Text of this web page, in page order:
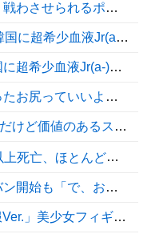
れるポケモンが可哀想
合する血液を確保できなかった」※今回で4回目
る血液を確保できなかった」※今回で4回目他
いいよね！ｗｗｗｗｗ
スポットを教えてほしい」
お前らと同年代で若者は元気
前誰？」状態ｗｗｗｗｗ
フィギュア【予約開始】